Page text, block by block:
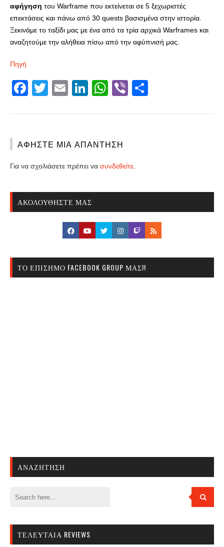
αφήγηση του Warframe που εκτείνεται σε 5 ξεχωριστές
επεκτάσεις και πάνω από 30 quests βασισμένα στην ιστορία.
Ξεκινάμε το ταξίδι μας με ένα από τα τρία αρχικά Warframes και
αναζητούμε την αλήθεια πίσω από την αφύπνισή μας.
Πηγή
Facebook
Twitter
EmailLinkedIn
WhatsApp
Viber
ΑΦΉΣΤΕ ΜΙΑ ΑΠΆΝΤΗΣΗ
Για να σχολιάσετε πρέπει να συνδεθείτε
ΑΚΟΛΟΥΘΉΣΤΕ ΜΑΣ
ΤΟ ΕΠΊΣΗΜΟ FACEBOOK GROUP ΜΑΣ!!
ΑΝΑΖΉΤΗΣΗ
ΤΕΛΕΥΤΑΊΑ REVIEWS